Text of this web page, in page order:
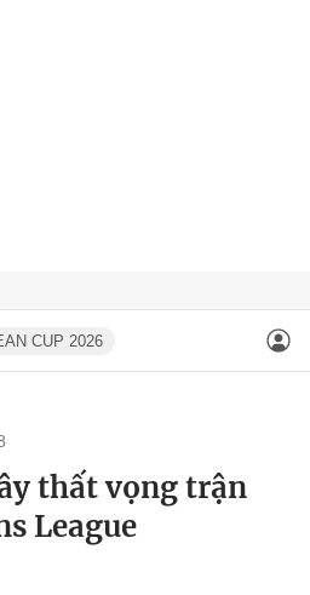
CUP 2026
thất vọng trận
League